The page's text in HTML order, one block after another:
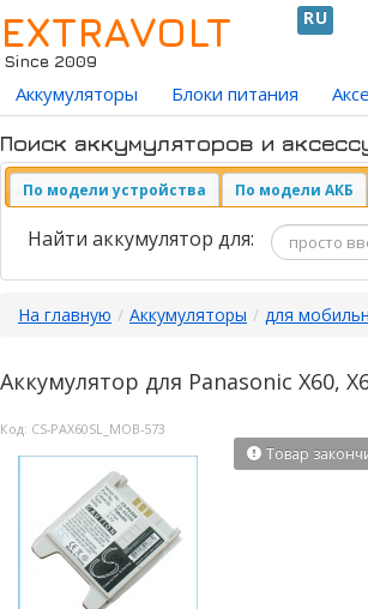
EXTRAVOLT
Since 2009
RU
Аккумуляторы Блоки питания
Поиск аккумуляторов и
По модели устройства По модели АКБ
Найти аккумулятор для:
На главную / Аккумуляторы / для
Аккумулятор для Panasonic X60,
Код: CS-PAX60SL_MOB-573
Товар